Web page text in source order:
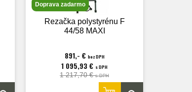
Doprava zadarmo
Rezačka polystyrénu F
44/58 MAXI
891,- € bez DPH
1 095,93 € s DPH
1 217,70 €s DPH